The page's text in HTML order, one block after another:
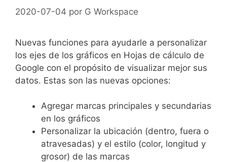
2020-07-04 por G Workspace
Nuevas funciones para ayudarle a personalizar
los ejes de los gráficos en Hojas de cálculo de
Google con el propósito de visualizar mejor sus
datos. Estas son las nuevas opciones:
Agregar marcas principales y secundarias
en los gráficos
Personalizar la ubicación (dentro, fuera o
atravesadas) y el estilo (color, longitud y
grosor) de las marcas